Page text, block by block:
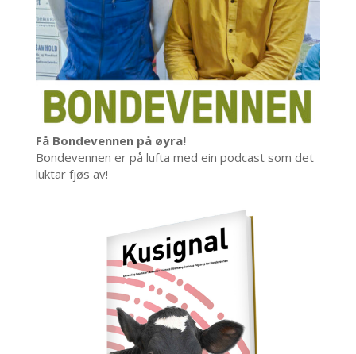
Få Bondevennen på øyra!
Bondevennen er på lufta med ein podcast som det
luktar fjøs av!